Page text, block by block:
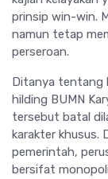
prinsip win-win.
namun tetap
perseroan.
Ditanya tentang
hilding BUMN
tersebut batal
karakter khusus.
pemerintah,
bersifat